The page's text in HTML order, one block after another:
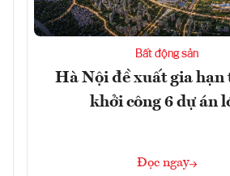
Bất động sản
Hà Nội đề xuất gia hạn
khởi công 6 dự án
Đọc ngay